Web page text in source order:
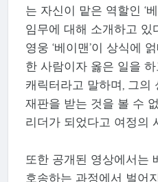
는 자신이 맡은 역할인 ‘
임무에 대해 소개하고 있
영웅 ‘베이맨’이 상식에
한 사람이자 옳은 일을
캐릭터라고 말하며, 그의
재판을 받는 것을 볼 수
리더가 되었다고 여정의
또한 공개된 영상에서는
호송하는 과정에서 벌어